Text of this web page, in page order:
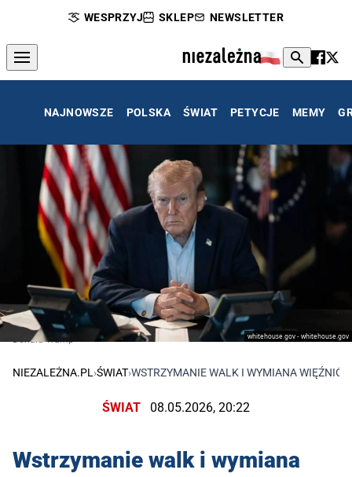
WESPRZYJ SKLEP NEWSLETTER
NAJNOWSZE POLSKA ŚWIAT PETYCJE MEMY
whitehouse.gov - whitehouse.gov
Donald Trump
NIEZALEŻNA.PL ›ŚWIAT›WSTRZYMANIE WALK I WYMIANA
ŚWIAT 08.05.2026, 20:22
Wstrzymanie walk i wymiana